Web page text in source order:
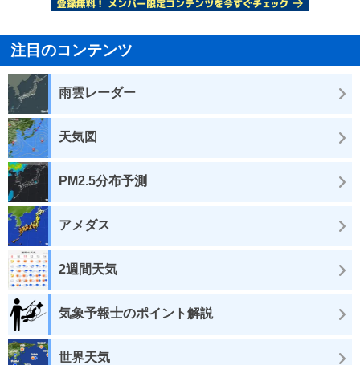
注目のコンテンツ
雨雲レーダー
天気図
PM2.5分布予測
アメダス
2週間天気
気象予報士のポイント解説
世界天気